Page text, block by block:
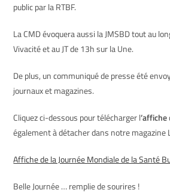
public par la RTBF.
La CMD évoquera aussi la JMSBD tout au
Vivacité et au JT de 13h sur la Une.
De plus, un communiqué de presse été
journaux et magazines.
Cliquez ci-dessous pour télécharger l’affiche
également à détacher dans notre magazine
Affiche de la Journée Mondiale de la Santé
Belle Journée … remplie de sourires !